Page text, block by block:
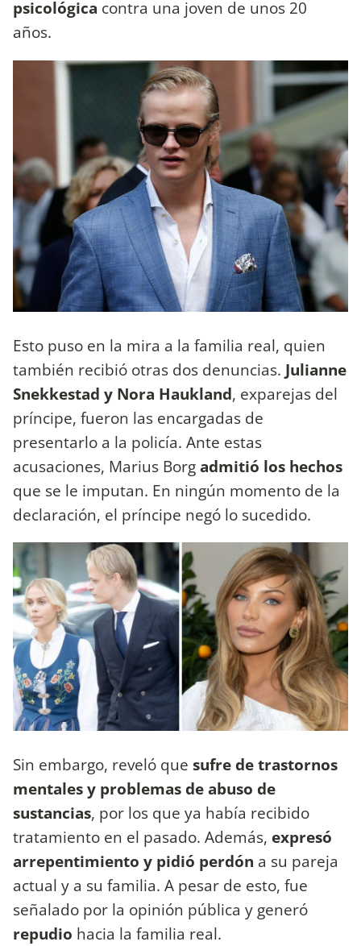
psicológica contra una joven de unos 20
años.
Esto puso en la mira a la familia real, quien
también recibió otras dos denuncias. Julianne
Snekkestad y Nora Haukland, exparejas del
príncipe, fueron las encargadas de
presentarlo a la policía. Ante estas
acusaciones, Marius Borgadmitió los hechos
que se le imputan. En ningún momento de la
declaración, el príncipe negó lo sucedido.
Sin embargo, reveló que sufre de trastornos
mentales y problemas de abuso de
sustancias, por los que ya había recibido
tratamiento en el pasado. Además, expresó
arrepentimiento y pidió perdón a su pareja
actual y a su familia. A pesar de esto, fue
señalado por la opinión pública y generó
repudio hacia la familia real.